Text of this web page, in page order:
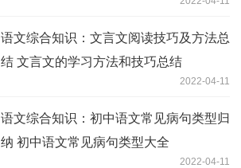
语文综合知识：文言文阅读技巧及方法总
结 文言文的学习方法和技巧总结
2022-04-11
语文综合知识：初中语文常见病句类型归
纳 初中语文常见病句类型大全
2022-04-11